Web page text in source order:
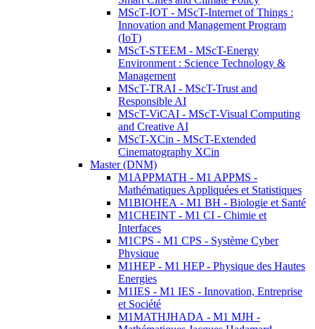
MScT-IOT - MScT-Internet of Things :
Innovation and Management Program
(IoT)
MScT-STEEM - MScT-Energy
Environment : Science Technology &
Management
MScT-TRAI - MScT-Trust and
Responsible AI
MScT-ViCAI - MScT-Visual Computing
and Creative AI
MScT-XCin - MScT-Extended
Cinematography XCin
Master (DNM)
M1APPMATH - M1 APPMS -
Mathématiques Appliquées et Statistiques
M1BIOHEA - M1 BH - Biologie et Santé
M1CHEINT - M1 CI - Chimie et
Interfaces
M1CPS - M1 CPS - Système Cyber
Physique
M1HEP - M1 HEP - Physique des Hautes
Energies
M1IES - M1 IES - Innovation, Entreprise
et Société
M1MATHJHADA - M1 MJH -